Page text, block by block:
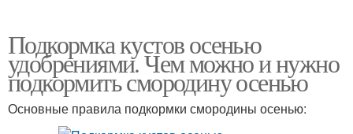
Подкормка кустов осенью
удобрениями. Чем можно и нужно
подкормить смородину осенью
Основные правила подкормки смородины осенью: